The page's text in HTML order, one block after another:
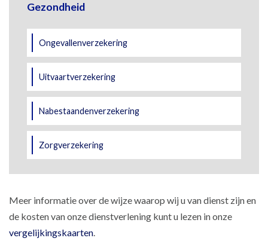
Gezondheid
Ongevallenverzekering
Uitvaartverzekering
Nabestaandenverzekering
Zorgverzekering
Meer informatie over de wijze waarop wij u van dienst zijn en
de kosten van onze dienstverlening kunt u lezen in onze
vergelijkingskaarten.